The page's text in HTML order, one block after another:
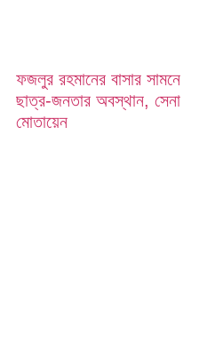
ফজলুর রহমানের বাসার সামনে
ছাত্র-জনতার অবস্থান, সেনা
মোতায়েন